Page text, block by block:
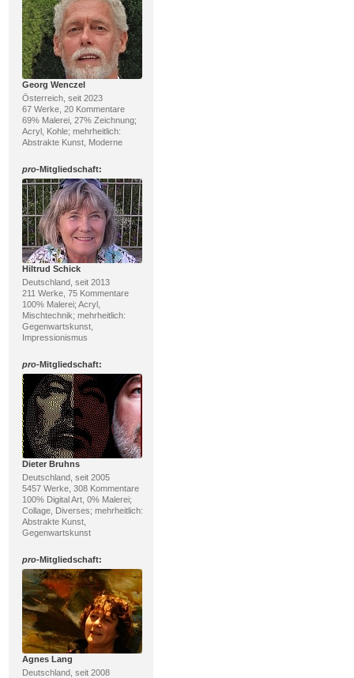
Georg Wenczel
Österreich, seit 2023
67 Werke, 20 Kommentare
69% Malerei, 27% Zeichnung;
Acryl, Kohle; mehrheitlich:
Abstrakte Kunst, Moderne
pro-Mitgliedschaft:
Hiltrud Schick
Deutschland, seit 2013
211 Werke, 75 Kommentare
100% Malerei; Acryl,
Mischtechnik; mehrheitlich:
Gegenwartskunst,
Impressionismus
pro-Mitgliedschaft:
Dieter Bruhns
Deutschland, seit 2005
5457 Werke, 308 Kommentare
100% Digital Art, 0% Malerei;
Collage, Diverses; mehrheitlich:
Abstrakte Kunst,
Gegenwartskunst
pro-Mitgliedschaft:
Agnes Lang
Deutschland, seit 2008